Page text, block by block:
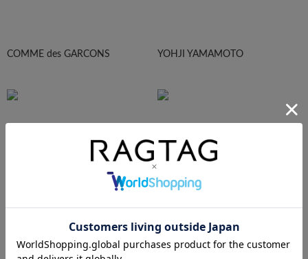
COMME des GARCONS YOHJI YAMAMOTO
HOMME PLISEE